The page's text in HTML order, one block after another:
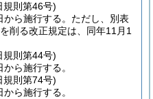
規則第46号)
ら施行する。 ただし、別表
削る改正規定は、同年11月1
規則第44号)
ら施行する。
規則第74号)
ら施行する。